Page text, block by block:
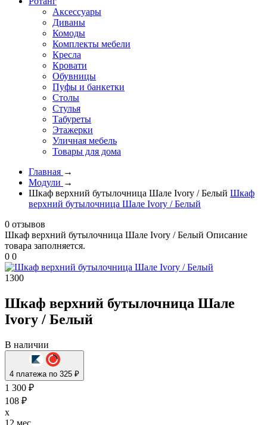
Аксессуары
Диваны
Комоды
Комплекты мебели
Кресла
Кровати
Обувницы
Пуфы и банкетки
Столы
Стулья
Табуреты
Этажерки
Уличная мебель
Товары для дома
Главная →
Модули →
Шкаф верхний бутылочница Шале Ivory / Белый Шкаф
верхний бутылочница Шале Ivory / Белый
0 отзывов
Шкаф верхний бутылочница Шале Ivory / Белый Описание
товара заполняется.
0 0
1300
Шкаф верхний бутылочница Шале
Ivory / Белый
В наличии
4 платежа по 325 ₽
1 300 ₽
108 ₽
x
12 мес